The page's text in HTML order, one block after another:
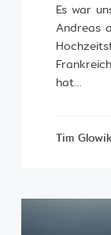
Es war
Andreas
hat…
Tim